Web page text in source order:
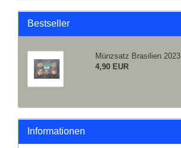
Bestseller
Münzsatz Brasilien 2023
4,90 EUR
Informationen